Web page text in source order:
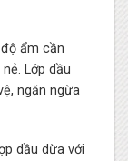
ẩm cần
Lớp dầu
ngăn ngừa
dầu dừa với